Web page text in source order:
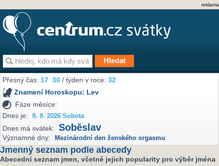
reklama
Přesný čas:17 30 / týden v roce:32
Znamení Horoskopu: Lev
Fáze měsíce:
Dnes je:
8. 8. 2026 Sobota
Dnes má svátek: Soběslav
Významné dny: Mezinárodní den ženského orgasmu
Jmenný seznam podle abecedy
Abecední seznam jmen, včetně jejich popularity pro výběr jména